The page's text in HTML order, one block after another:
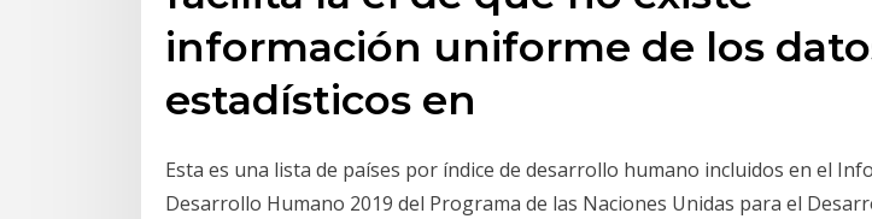
información uniforme de los
estadísticos en
Esta es una lista de países por índice de desarrollo humano incluidos en el
Desarrollo Humano 2019 del Programa de las Naciones Unidas para el